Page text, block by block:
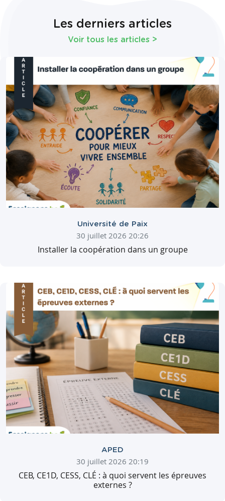
Les derniers articles
Voir tous les articles >
Université de Paix
30 juillet 2026 20:26
Installer la coopération dans un groupe
APED
30 juillet 2026 20:19
CEB, CE1D, CESS, CLÉ : à quoi servent les épreuves
externes ?